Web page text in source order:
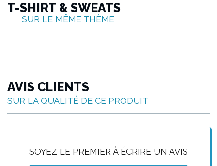
T-SHIRT & SWEATS
SUR LE MÊME THÈME
AVIS CLIENTS
SUR LA QUALITÉ DE CE PRODUIT
SOYEZ LE PREMIER À ÉCRIRE UN AVIS